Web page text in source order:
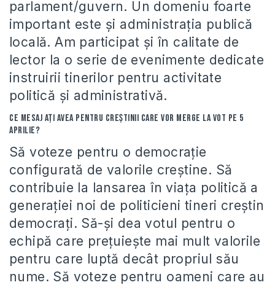
parlament/guvern. Un domeniu foarte
important este şi administraţia publică
locală. Am participat şi în calitate de
lector la o serie de evenimente dedicate
instruirii tinerilor pentru activitate
politică şi administrativă.
Ce mesaj aţi avea pentru creştinii care vor merge la vot pe 5
aprilie?
Să voteze pentru o democraţie
configurată de valorile creştine. Să
contribuie la lansarea în viaţa politică a
generaţiei noi de politicieni tineri creştin
democraţi. Să-şi dea votul pentru o
echipă care preţuieşte mai mult valorile
pentru care luptă decât propriul său
nume. Să voteze pentru oameni care au